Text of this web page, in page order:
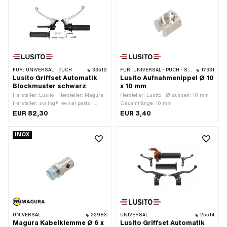
FÜR: UNIVERSAL · PUCH 33519
Lusito Griffset Automatik
Blockmuster schwarz
Hersteller: Lusito · Hersteller: Magura ·
Hersteller: swiing® revival parts ·
Material Gehäuse: Aluminium ·
Oberfläche: lackiert · Material Hebel:
innen: 22 mm
EUR 82,30
FÜR: UNIVERSAL · PUCH · SACHS · PONY / CILO (BETA 521 & 512) 17331
Lusito Aufnahmenippel Ø 10
x 10 mm
Hersteller: Lusito · Ø aussen: 10 mm ·
Gesamtlänge: 10 mm
EUR 3,40
INOX
UNIVERSAL 22983
Magura Kabelklemme Ø 6 x
UNIVERSAL 25514
Lusito Griffset Automatik